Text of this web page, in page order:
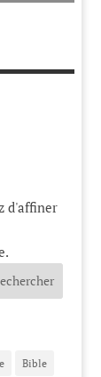
d'affiner
Bible